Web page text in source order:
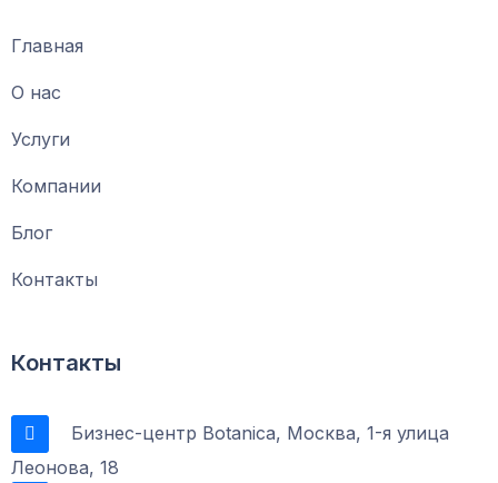
Главная
О нас
Услуги
Компании
Блог
Контакты
Контакты
Бизнес-центр Botanica, Москва, 1-я улица
Леонова, 18